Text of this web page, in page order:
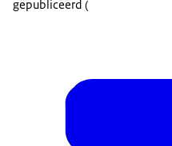
gepubliceerd (